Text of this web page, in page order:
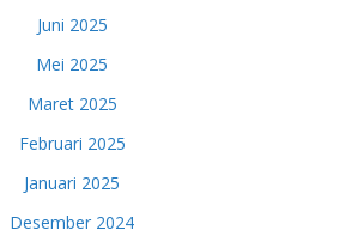
Juni 2025
Mei 2025
Maret 2025
Februari 2025
Januari 2025
Desember 2024